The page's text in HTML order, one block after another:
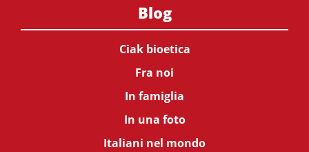
Blog
Ciak bioetica
Fra noi
In famiglia
In una foto
Italiani nel mondo